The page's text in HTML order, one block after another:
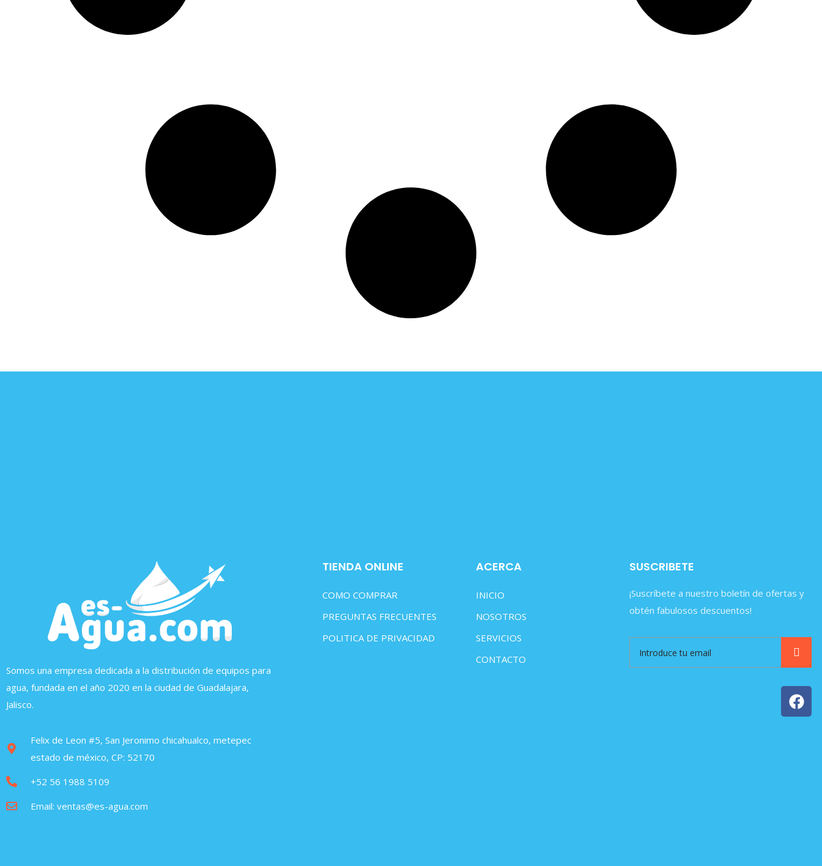
Somos una empresa dedicada a la distribución de equipos para
agua, fundada en el año 2020 en la ciudad de Guadalajara,
Jalisco.
Felix de Leon #5, San Jeronimo chicahualco, metepec
estado de méxico, CP: 52170
+52 56 1988 5109
Email: ventas@es-agua.com
TIENDA ONLINE
COMO COMPRAR
PREGUNTAS FRECUENTES
POLITICA DE PRIVACIDAD
ACERCA
INICIO
NOSOTROS
SERVICIOS
CONTACTO
SUSCRIBETE
¡Suscríbete a nuestro boletín de ofertas y
obtén fabulosos descuentos!